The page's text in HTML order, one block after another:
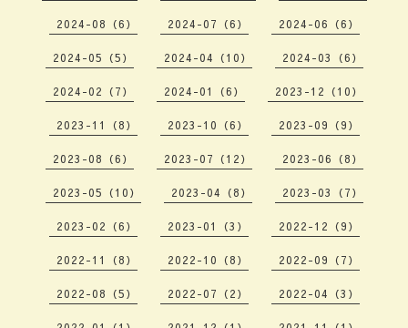
2024-08（6） 2024-07（6） 2024-06（6）
2024-05（5） 2024-04（10） 2024-03（6）
2024-02（7） 2024-01（6） 2023-12（10）
2023-11（8） 2023-10（6） 2023-09（9）
2023-08（6） 2023-07（12） 2023-06（8）
2023-05（10） 2023-04（8） 2023-03（7）
2023-02（6） 2023-01（3） 2022-12（9）
2022-11（8） 2022-10（8） 2022-09（7）
2022-08（5） 2022-07（2） 2022-04（3）